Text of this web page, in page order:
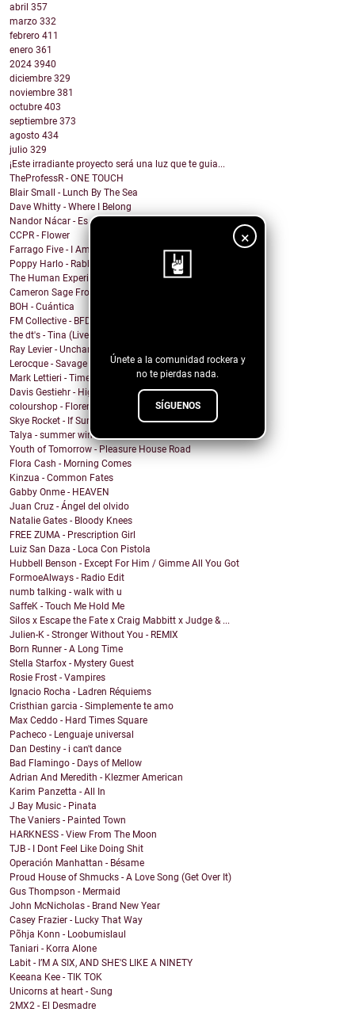
×
Únete a la comunidad rockera y
no te pierdas nada.
SÍGUENOS
abril 357
marzo 332
febrero 411
enero 361
2024 3940
diciembre 329
noviembre 381
octubre 403
septiembre 373
agosto 434
julio 329
¡Este irradiante proyecto será una luz que te guia...
TheProfessR - ONE TOUCH
Blair Small - Lunch By The Sea
Dave Whitty - Where I Belong
Nandor Nácar - Es que así será
CCPR - Flower
Farrago Five - I Am Your Stone
Poppy Harlo - Rabbit Hole
The Human Experience - THIS ISN'T REAL (and i call...
Cameron Sage From - You Won
BOH - Cuántica
FM Collective - BFD
the dt's - Tina (Live at Lakehouse Studios)
Ray Levier - Uncharted Destiny
Lerocque - Savage
Mark Lettieri - Time After Time (Cyndi Lauper Cover)
Davis Gestiehr - High
colourshop - Florence
Skye Rocket - If Summer Had A Daughter
Talya - summer wind
Youth of Tomorrow - Pleasure House Road
Flora Cash - Morning Comes
Kinzua - Common Fates
Gabby Onme - HEAVEN
Juan Cruz - Ángel del olvido
Natalie Gates - Bloody Knees
FREE ZUMA - Prescription Girl
Luiz San Daza - Loca Con Pistola
Hubbell Benson - Except For Him / Gimme All You Got
FormoeAlways - Radio Edit
numb talking - walk with u
SaffeK - Touch Me Hold Me
Silos x Escape the Fate x Craig Mabbitt x Judge & ...
Julien-K - Stronger Without You - REMIX
Born Runner - A Long Time
Stella Starfox - Mystery Guest
Rosie Frost - Vampires
Ignacio Rocha - Ladren Réquiems
Cristhian garcia - Simplemente te amo
Max Ceddo - Hard Times Square
Pacheco - Lenguaje universal
Dan Destiny - i can't dance
Bad Flamingo - Days of Mellow
Adrian And Meredith - Klezmer American
Karim Panzetta - All In
J Bay Music - Pinata
The Vaniers - Painted Town
HARKNESS - View From The Moon
TJB - I Dont Feel Like Doing Shit
Operación Manhattan - Bésame
Proud House of Shmucks - A Love Song (Get Over It)
Gus Thompson - Mermaid
John McNicholas - Brand New Year
Casey Frazier - Lucky That Way
Põhja Konn - Loobumislaul
Taniari - Korra Alone
Labit - I’M A SIX, AND SHE'S LIKE A NINETY
Keeana Kee - TIK TOK
Unicorns at heart - Sung
2MX2 - El Desmadre